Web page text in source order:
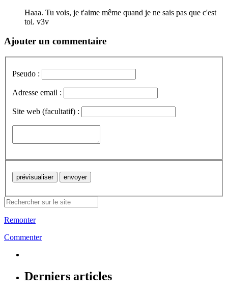
Haaa. Tu vois, je t'aime même quand je ne sais pas que c'est
toi. v3v
Ajouter un commentaire
Pseudo :
Adresse email :
Site web (facultatif) :
Remonter
Commenter
Derniers articles